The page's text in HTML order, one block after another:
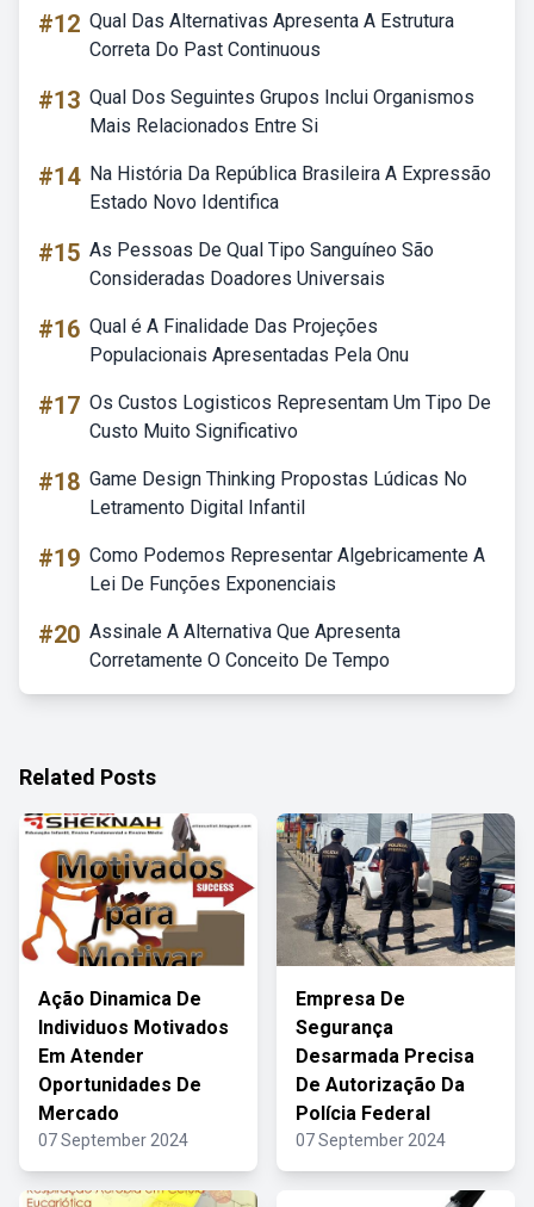
#12 Qual Das Alternativas Apresenta A Estrutura
Correta Do Past Continuous
#13 Qual Dos Seguintes Grupos Inclui Organismos
Mais Relacionados Entre Si
#14 Na História Da República Brasileira A Expressão
Estado Novo Identifica
#15 As Pessoas De Qual Tipo Sanguíneo São
Consideradas Doadores Universais
#16 Qual é A Finalidade Das Projeções
Populacionais Apresentadas Pela Onu
#17 Os Custos Logisticos Representam Um Tipo De
Custo Muito Significativo
#18 Game Design Thinking Propostas Lúdicas No
Letramento Digital Infantil
#19 Como Podemos Representar Algebricamente A
Lei De Funções Exponenciais
#20 Assinale A Alternativa Que Apresenta
Corretamente O Conceito De Tempo
Related Posts
Ação Dinamica De
Individuos Motivados
Em Atender
Oportunidades De
Mercado
07 September 2024
Empresa De
Segurança
Desarmada Precisa
De Autorização Da
Polícia Federal
07 September 2024